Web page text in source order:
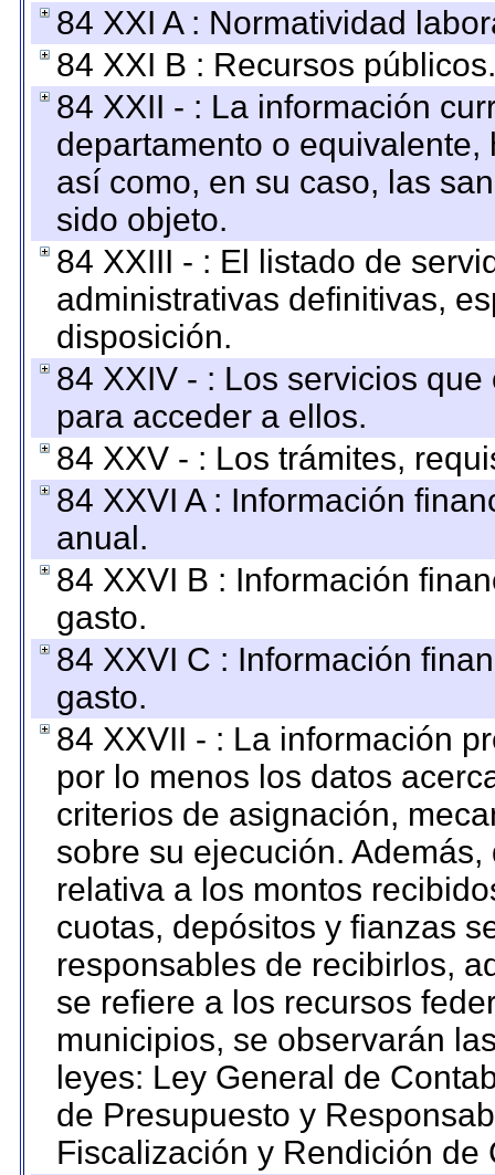
84 XXI A : Normatividad
84 XXI B : Recursos públicos.
84 XXII - : La información
departamento o
así como, en su caso, las
sido objeto.
84 XXIII - : El listado de
administrativas definitivas,
disposición.
84 XXIV - : Los servicios
para acceder a ellos.
84 XXV - : Los trámites,
84 XXVI A : Información
anual.
84 XXVI B : Información
gasto.
84 XXVI C : Información
gasto.
84 XXVII - : La información
por lo menos los datos
criterios de asignación,
sobre su ejecución.
relativa a los montos
cuotas, depósitos y fianzas
responsables de recibirlos,
se refiere a los recursos
municipios, se observarán
leyes: Ley General de
de Presupuesto y
Fiscalización y Rendición